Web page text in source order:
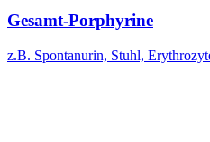
Gesamt-Porphyrine
z.B. Spontanurin, Stuhl,